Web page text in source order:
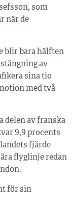
som
när de
blir bara hälften
av
sina tio
med två
delen av franska
9,9 procents
fjärde
flyglinje redan
för sin